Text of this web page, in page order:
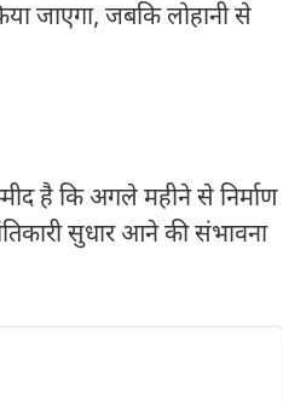
जाएगा, जबकि लोहानी से
है कि अगले महीने से निर्माण
सुधार आने की संभावना